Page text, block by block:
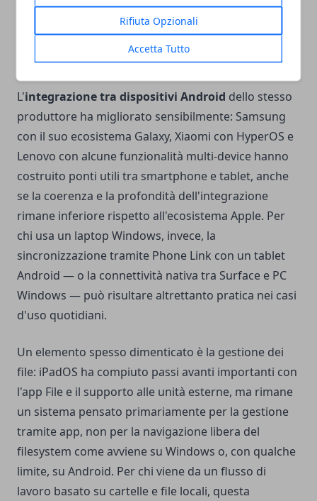
Rifiuta Opzionali
Accetta Tutto
essere replicata con la stessa fluidità da qualsiasi
combinazione Android-iPad o Android-Android di
produttori diversi.
L'integrazione tra dispositivi Android dello stesso
produttore ha migliorato sensibilmente: Samsung
con il suo ecosistema Galaxy, Xiaomi con HyperOS e
Lenovo con alcune funzionalità multi-device hanno
costruito ponti utili tra smartphone e tablet, anche
se la coerenza e la profondità dell'integrazione
rimane inferiore rispetto all'ecosistema Apple. Per
chi usa un laptop Windows, invece, la
sincronizzazione tramite Phone Link con un tablet
Android — o la connettività nativa tra Surface e PC
Windows — può risultare altrettanto pratica nei casi
d'uso quotidiani.
Un elemento spesso dimenticato è la gestione dei
file: iPadOS ha compiuto passi avanti importanti con
l'app File e il supporto alle unità esterne, ma rimane
un sistema pensato primariamente per la gestione
tramite app, non per la navigazione libera del
filesystem come avviene su Windows o, con qualche
limite, su Android. Per chi viene da un flusso di
lavoro basato su cartelle e file locali, questa